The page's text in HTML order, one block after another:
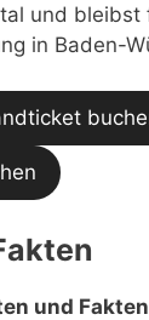
und bleibst
in Baden-
und Fakten